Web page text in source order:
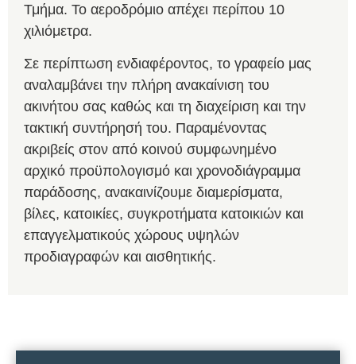
Τμήμα. Το αεροδρόμιο απέχει περίπου 10
χιλιόμετρα.
Σε περίπτωση ενδιαφέροντος, το γραφείο μας
αναλαμβάνει την πλήρη ανακαίνιση του
ακινήτου σας καθώς και τη διαχείριση και την
τακτική συντήρησή του. Παραμένοντας
ακριβείς στον από κοινού συμφωνημένο
αρχικό προϋπολογισμό και χρονοδιάγραμμα
παράδοσης, ανακαινίζουμε διαμερίσματα,
βίλες, κατοικίες, συγκροτήματα κατοικιών και
επαγγελματικούς χώρους υψηλών
προδιαγραφών και αισθητικής.